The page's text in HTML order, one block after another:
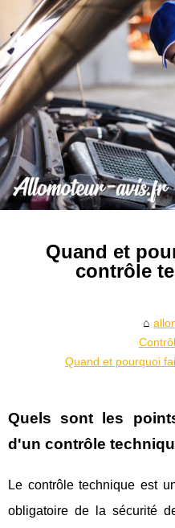
Quand et
contrôle
Quand et pourquoi
Quels sont les
d'un contrôle
Le contrôle technique est
obligatoire de la sécurité